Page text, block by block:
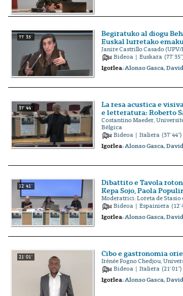
77' 35''
Begiratuko al diogu
Euskal lurretako
Janire Castrillo Casado (UPV/
Bideoa | Euskara (77'
Igorlea:Alonso Gasca, David
37' 44''
La resa acustica e
e letteratura: Roberto
Costantino Maeder,
Bélgica
Bideoa | Italiera (37' 44'')
Igorlea:Alonso Gasca, David
12' 41''
Dibattito e Tavola
Kepa Sojo, Paola
Moderatrici: Loreta de Stasio
Bideoa | Espainiera (12'
Igorlea:Alonso Gasca, David
21' 01'' Cibo e gastronomia
Irénée Fogno Chedjou,
Bideoa | Italiera (21' 01'')
Igorlea:Alonso Gasca, David